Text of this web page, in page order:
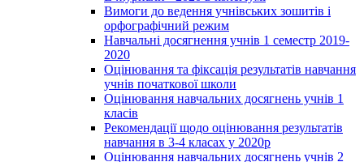
Вимоги до ведення учнівських зошитів і
орфографічний режим
Навчальні досягнення учнів 1 семестр 2019-
2020
Оцінювання та фіксація результатів навчання
учнів початкової школи
Оцінювання навчальних досягнень учнів 1
класів
Рекомендації щодо оцінювання результатів
навчання в 3-4 класах у 2020р
Оцінювання навчальних досягнень учнів 2